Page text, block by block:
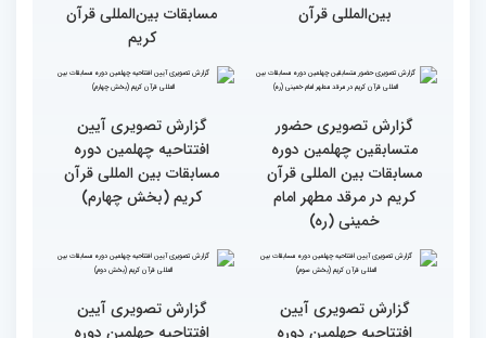
در اولین روز مسابقات
بین‌المللی قرآن
جزئیات اولین روز رقابت
بخش برادران چهلمین دوره
مسابقات بین‌المللی قرآن
کریم
گزارش تصویری حضور
متسابقین چهلمین دوره
مسابقات بین المللی قرآن
کریم در مرقد مطهر امام
خمینی (ره)
گزارش تصویری آیین
مسابقات بین المللی قرآن
کریم (بخش چهارم)